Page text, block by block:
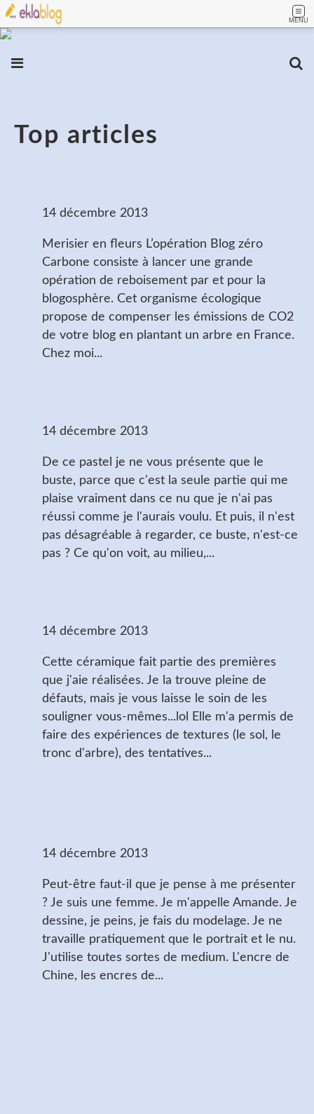
MENU
Top articles
14 décembre 2013
Merisier en fleurs L’opération Blog zéro
Carbone consiste à lancer une grande
opération de reboisement par et pour la
blogosphère. Cet organisme écologique
propose de compenser les émissions de CO2
de votre blog en plantant un arbre en France.
Chez moi...
14 décembre 2013
De ce pastel je ne vous présente que le
buste, parce que c'est la seule partie qui me
plaise vraiment dans ce nu que je n'ai pas
réussi comme je l'aurais voulu. Et puis, il n'est
pas désagréable à regarder, ce buste, n'est-ce
pas ? Ce qu'on voit, au milieu,...
14 décembre 2013
Cette céramique fait partie des premières
que j'aie réalisées. Je la trouve pleine de
défauts, mais je vous laisse le soin de les
souligner vous-mêmes...lol Elle m'a permis de
faire des expériences de textures (le sol, le
tronc d'arbre), des tentatives...
14 décembre 2013
Peut-être faut-il que je pense à me présenter
? Je suis une femme. Je m'appelle Amande. Je
dessine, je peins, je fais du modelage. Je ne
travaille pratiquement que le portrait et le nu.
J'utilise toutes sortes de medium. L'encre de
Chine, les encres de...